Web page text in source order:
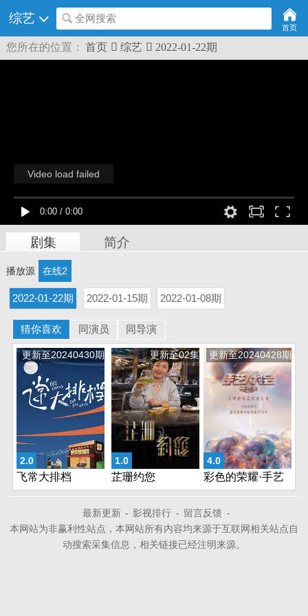
综艺 全网搜索
首页
您所在的位置： 首页  综艺  2022-01-22期
剧集 简介
播放源 在线2
2022-01-22期 2022-01-15期 2022-01-08期
猜你喜欢 同演员 同导演
2.0
更新至20240430期
飞常大排档
1.0
更新至02集
芷珊约您
4.0
更新至20240428期
彩色的荣耀·手艺
人大会第二季
最新更新 - 影视排行 - 留言反馈 -
本网站为非赢利性站点，本网站所有内容均来源于互联网相关站点自
动搜索采集信息，相关链接已经注明来源。